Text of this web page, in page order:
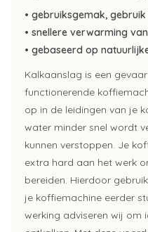
• gebruiksgemak,
• snellere verwarming
• gebaseerd op
Kalkaanslag is een
functionerende
op in de leidingen van je
water minder snel wordt
kunnen verstoppen. Je
extra hard aan het werk
bereiden. Hierdoor
je koffiemachine eerder
werking adviseren wij om